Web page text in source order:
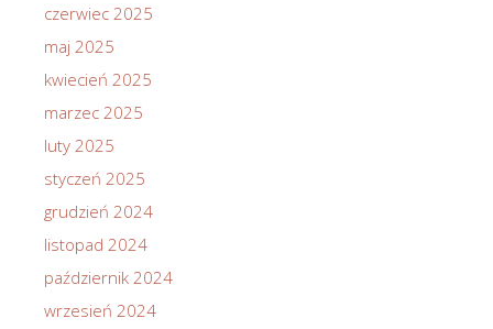
czerwiec 2025
maj 2025
kwiecień 2025
marzec 2025
luty 2025
styczeń 2025
grudzień 2024
listopad 2024
październik 2024
wrzesień 2024